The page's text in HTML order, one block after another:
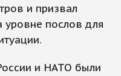
и призвал
уровне послов для
и НАТО были